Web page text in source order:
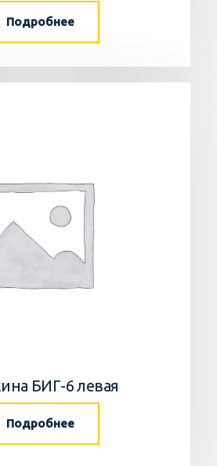
Подробнее
БИГ-6 левая
Подробнее